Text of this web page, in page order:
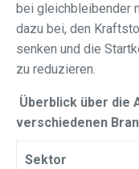
bei gleichbleibender
dazu bei, den
senken und die
zu reduzieren.
Überblick über die
verschiedenen
Sektor